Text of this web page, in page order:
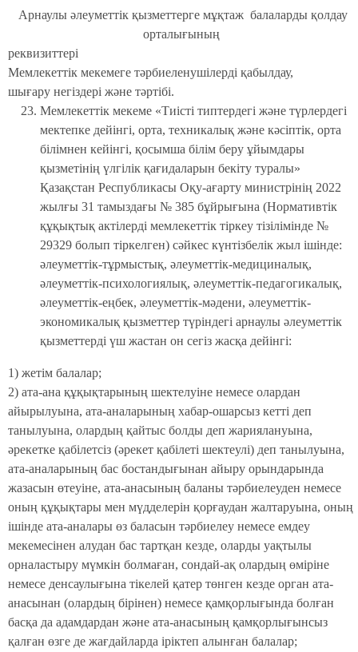
Арнаулы әлеуметтік қызметтерге мұқтаж балаларды қолдау
орталығының
реквизиттері
Мемлекеттік мекемеге тәрбиеленушілерді қабылдау,
шығару негіздері және тәртібі.
Мемлекеттік мекеме «Тиісті типтердегі және түрлердегі
мектепке дейінгі, орта, техникалық және кәсіптік, орта
білімнен кейінгі, қосымша білім беру ұйымдары
қызметінің үлгілік қағидаларын бекіту туралы»
Қазақстан Республикасы Оқу-ағарту министрінің 2022
жылғы 31 тамыздағы № 385 бұйрығына (Нормативтік
құқықтық актілерді мемлекеттік тіркеу тізілімінде №
29329 болып тіркелген) сәйкес күнтізбелік жыл ішінде:
әлеуметтік-тұрмыстық, әлеуметтік-медициналық,
әлеуметтік-психологиялық, әлеуметтік-педагогикалық,
әлеуметтік-еңбек, әлеуметтік-мәдени, әлеуметтік-
экономикалық қызметтер түріндегі арнаулы әлеуметтік
қызметтерді үш жастан он сегіз жасқа дейінгі:
1) жетім балалар;
2) ата-ана құқықтарының шектелуіне немесе олардан
айырылуына, ата-аналарының хабар-ошарсыз кетті деп
танылуына, олардың қайтыс болды деп жариялануына,
әрекетке қабілетсіз (әрекет қабілеті шектеулі) деп танылуына,
ата-аналарының бас бостандығынан айыру орындарында
жазасын өтеуіне, ата-анасының баланы тәрбиелеуден немесе
оның құқықтары мен мүдделерін қорғаудан жалтаруына, оның
ішінде ата-аналары өз баласын тәрбиелеу немесе емдеу
мекемесінен алудан бас тартқан кезде, оларды уақтылы
орналастыру мүмкін болмаған, сондай-ақ олардың өміріне
немесе денсаулығына тікелей қатер төнген кезде орган ата-
анасынан (олардың бірінен) немесе қамқорлығында болған
басқа да адамдардан және ата-анасының қамқорлығынсыз
қалған өзге де жағдайларда іріктеп алынған балалар;